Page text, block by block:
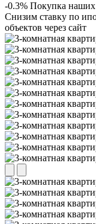
-0.3% Покупка наших
Снизим ставку по
объектов через сайт